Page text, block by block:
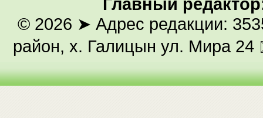
Главный
© 2026 ➤ Адрес редакции:
район, х. Галицын ул. Мира